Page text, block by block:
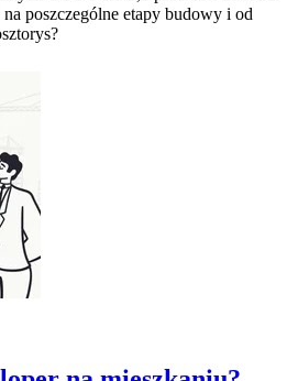
poszczególne etapy budowy i od